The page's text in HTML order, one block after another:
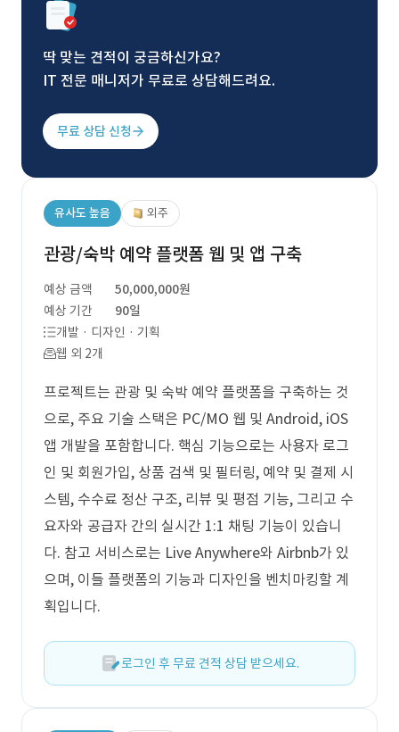
딱 맞는 견적이 궁금하신가요?
IT 전문 매니저가 무료로 상담해드려요.
무료 상담 신청
유사도 높음 외주
관광/숙박 예약 플랫폼 웹 및 앱 구축
예상 금액
50,000,000원
예상 기간
90일
개발 · 디자인 · 기획
웹 외 2개
프로젝트는 관광 및 숙박 예약 플랫폼을 구축하는 것
으로, 주요 기술 스택은 PC/MO 웹 및 Android, iOS
앱 개발을 포함합니다. 핵심 기능으로는 사용자 로그
인 및 회원가입, 상품 검색 및 필터링, 예약 및 결제 시
스템, 수수료 정산 구조, 리뷰 및 평점 기능, 그리고 수
요자와 공급자 간의 실시간 1:1 채팅 기능이 있습니
다. 참고 서비스로는 Live Anywhere와 Airbnb가 있
으며, 이들 플랫폼의 기능과 디자인을 벤치마킹할 계
획입니다.
로그인 후 무료 견적 상담 받으세요.